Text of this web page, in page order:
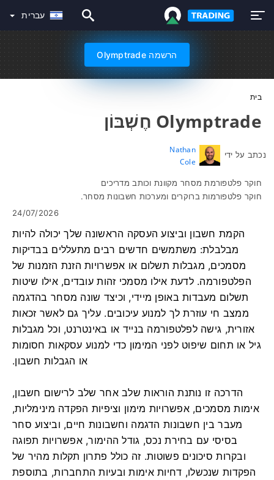
עברית
הרשמה Olymptrade
בית
Olymptrade חֶשְׁבּוֹן
נכתב על ידי
Nathan
Cole
חוקר פלטפורמת מסחר מקוונת וכותב מדריכים
חוקר פלטפורמות ברוקרים ומערכות חשבונות מסחר.
24/07/2026
הקמת חשבון וביצוע העסקה הראשונה שלך יכולה להיות
מבלבלת: משתמשים חדשים רבים מתעללים בבדיקות
מסמכים, מגבלות תשלום או אפשרויות הזנת הזמנות של
הפלטפורמה. לדעת אילו מסמכי זהות עובדים, אילו שיטות
תשלום מעבדות באופן מיידי, וכיצד שונה מסחר בהדגמה
ממצב חי עוזרת לך למנוע עיכובים. עליך גם לאשר זכאות
אזורית, גישה לפלטפורמה בנייד או באינטרנט, וכל מגבלות
גיל או תחום שיפוט לפני המימון כדי למנוע עסקאות חסומות
או הגבלות חשבון.
הדרכה זו נותנת הוראות שלב אחר שלב לרישום חשבון,
אימות מסמכים, אפשרויות מימון וציפיות הפקדה מינימליות,
מעבר בין חשבונות הדגמה וחשבונות חיים, וביצוע סחר
בסיסי עם בחירת נכס, גודל ההימור, אפשרויות תפוגה
ובקרות סיכונים פשוטות. זה כולל פתרון תקלות מהיר של
הפקדות שנכשלו, דחיות אימות ובעיות התחברות, בתוספת